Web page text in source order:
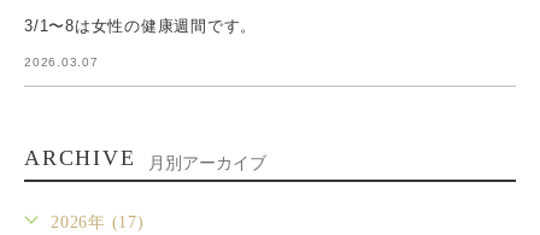
3/1〜8は女性の健康週間です。
2026.03.07
ARCHIVE 月別アーカイブ
2026年 (17)